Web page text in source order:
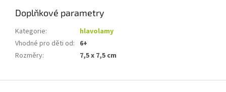
Doplňkové parametry
Kategorie:
hlavolamy
Vhodné pro děti od: 6+
Rozměry: 7,5 x 7,5 cm